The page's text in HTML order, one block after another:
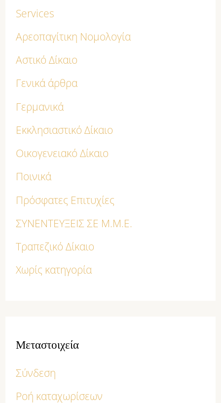
Services
Αρεοπαγίτικη Νομολογία
Αστικό Δίκαιο
Γενικά άρθρα
Γερμανικά
Εκκλησιαστικό Δίκαιο
Οικογενειακό Δίκαιο
Ποινικά
Πρόσφατες Επιτυχίες
ΣΥΝΕΝΤΕΥΞΕΙΣ ΣΕ Μ.Μ.Ε.
Τραπεζικό Δίκαιο
Χωρίς κατηγορία
Μεταστοιχεία
Σύνδεση
Ροή καταχωρίσεων